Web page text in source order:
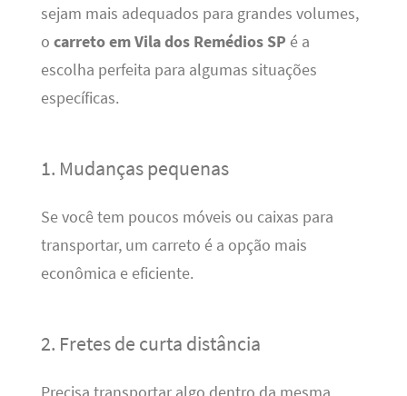
sejam mais adequados para grandes volumes,
o carreto em Vila dos Remédios SP é a
escolha perfeita para algumas situações
específicas.
1. Mudanças pequenas
Se você tem poucos móveis ou caixas para
transportar, um carreto é a opção mais
econômica e eficiente.
2. Fretes de curta distância